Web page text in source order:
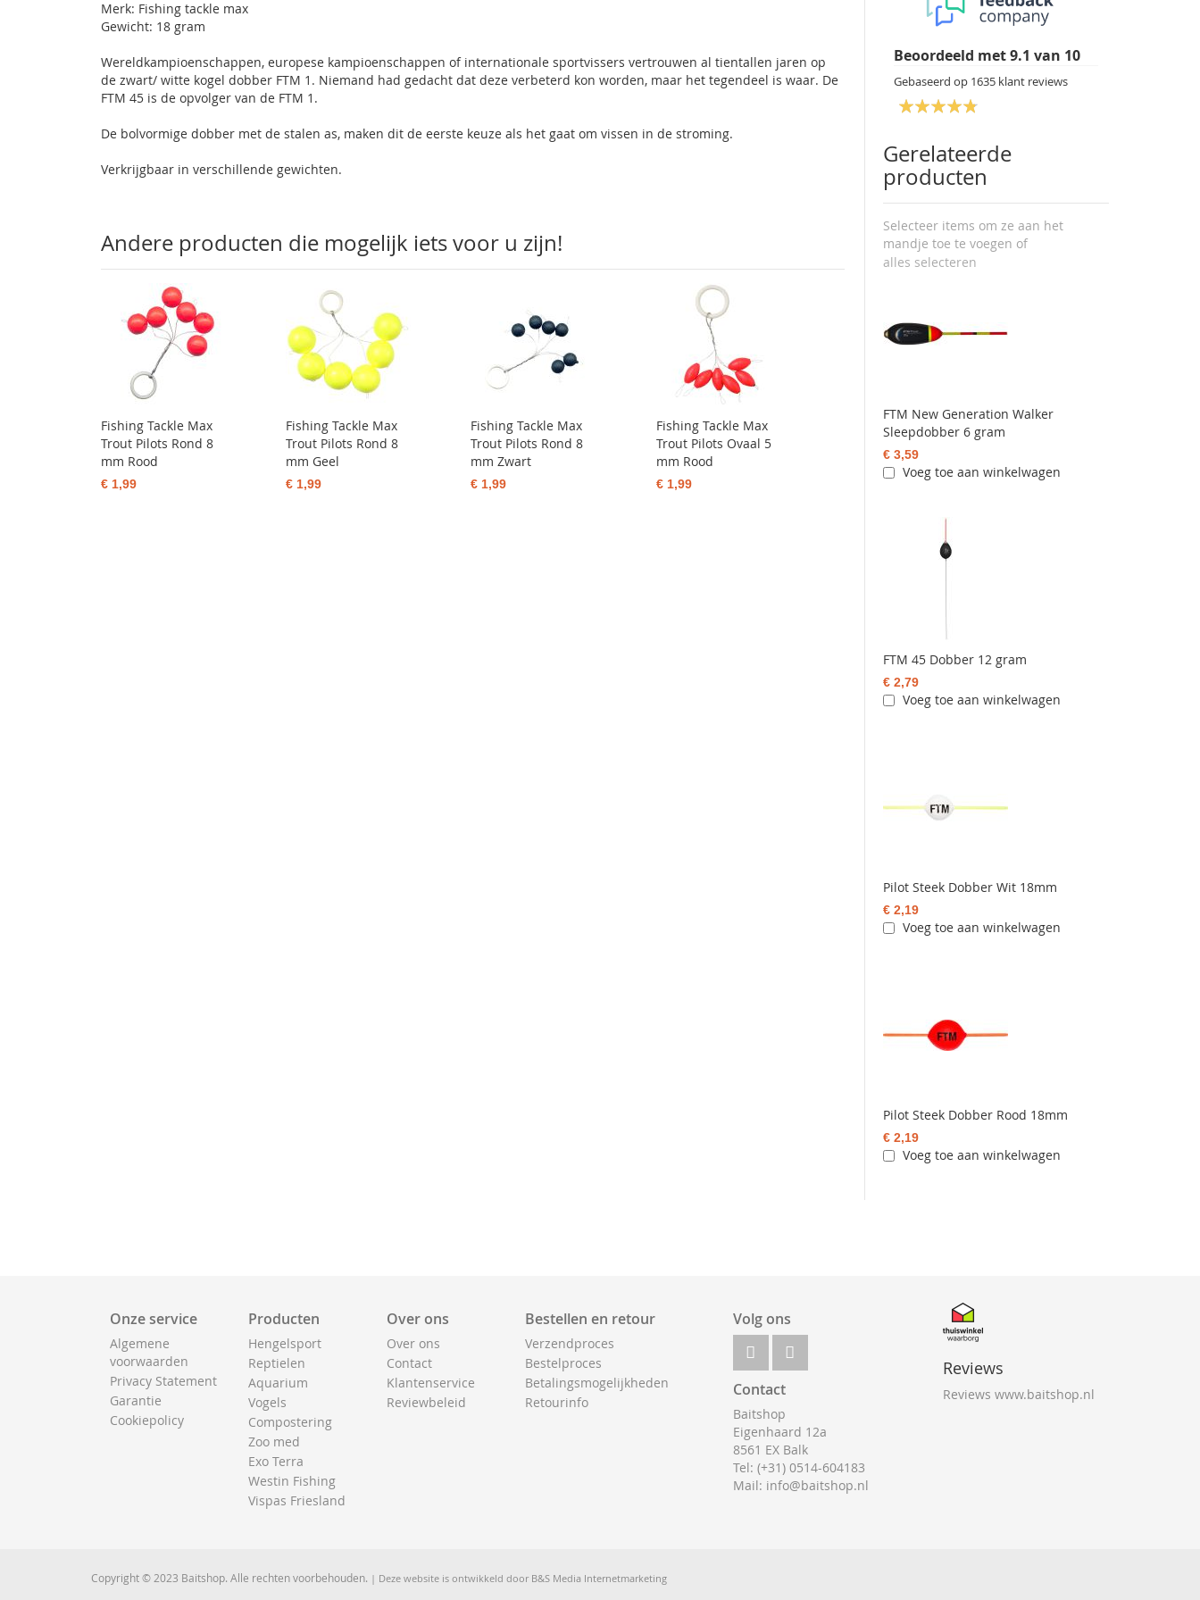
Beoordeeld met9.1 van 10
Gebaseerd op 1635 klant reviews
Gerelateerde
producten
Selecteer items om ze aan het
mandje toe te voegen of
alles selecteren
FTM New Generation Walker
Sleepdobber 6 gram
€ 3,59
Voeg toe aan winkelwagen
FTM 45 Dobber 12 gram
€ 2,79
Voeg toe aan winkelwagen
Pilot Steek Dobber Wit 18mm
€ 2,19
Voeg toe aan winkelwagen
Pilot Steek Dobber Rood 18mm
€ 2,19
Voeg toe aan winkelwagen
Merk: Fishing tackle max
Gewicht: 18 gram
Wereldkampioenschappen, europese kampioenschappen of internationale sportvissers vertrouwen al tientallen jaren op
de zwart/ witte kogel dobber FTM 1. Niemand had gedacht dat deze verbeterd kon worden, maar het tegendeel is waar. De
FTM 45 is de opvolger van de FTM 1.
De bolvormige dobber met de stalen as, maken dit de eerste keuze als het gaat om vissen in de stroming.
Verkrijgbaar in verschillende gewichten.
Andere producten die mogelijk iets voor u zijn!
Fishing Tackle Max
Trout Pilots Rond 8
mm Rood
€ 1,99
Fishing Tackle Max
Trout Pilots Rond 8
mm Geel
€ 1,99
Fishing Tackle Max
Trout Pilots Rond 8
mm Zwart
€ 1,99
Fishing Tackle Max
Trout Pilots Ovaal 5
mm Rood
€ 1,99
Onze service
Algemene
voorwaarden
Privacy Statement
Garantie
Cookiepolicy
Producten
Hengelsport
Reptielen
Aquarium
Vogels
Compostering
Zoo med
Exo Terra
Westin Fishing
Vispas Friesland
Over ons
Over ons
Contact
Klantenservice
Reviewbeleid
Bestellen en retour
Verzendproces
Bestelproces
Betalingsmogelijkheden
Retourinfo
Volg ons
Contact
Baitshop
Eigenhaard 12a
8561 EX Balk
Tel: (+31) 0514-604183
Mail: info@baitshop.nl
Reviews
Reviews www.baitshop.nl
Copyright © 2023 Baitshop. Alle rechten voorbehouden. | Deze website is ontwikkeld door B&S Media Internetmarketing